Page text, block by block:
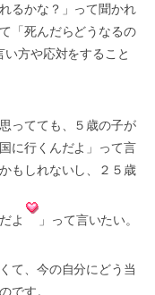
るかな？」って聞かれ
「死んだらどうなるの
方や応対をすること
ってても、５歳の子が
に行くんだよ」って言
もしれないし、２５歳
よ 」って言いたい。
て、今の自分にどう当
です。